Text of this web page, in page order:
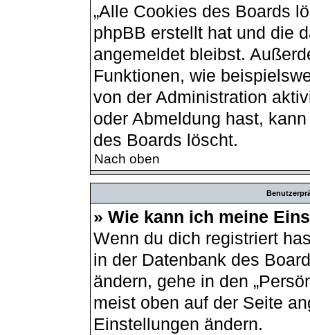
„Alle Cookies des Boards
phpBB erstellt hat und die
angemeldet bleibst.
Funktionen, wie
von der Administration
oder Abmeldung hast,
des Boards löscht.
Nach oben
» Wie kann ich meine
Wenn du dich registriert
in der Datenbank des
ändern, gehe in den
meist oben auf der Seite
Einstellungen ändern.